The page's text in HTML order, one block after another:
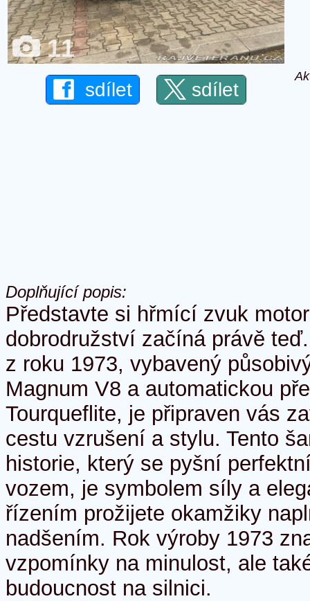
11
sdílet sdílet
Doplňující popis:
Představte si hřmící zvuk
dobrodružství začíná právě
z roku 1973, vybavený
Magnum V8 a automatickou
Tourqueflite, je připraven vás
cestu vzrušení a stylu. Tento
historie, který se pyšní
vozem, je symbolem síly a
řízením prožijete okamžiky
nadšením. Rok výroby 1973
vzpomínky na minulost, ale
budoucnost na silnici.